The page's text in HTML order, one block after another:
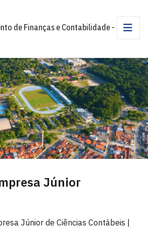
de Finanças e Contabilidade -
Júnior
Júnior de Ciências Contábeis |